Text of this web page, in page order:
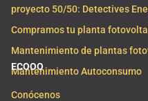
proyecto 50/50: Detectives
Compramos tu planta
Mantenimiento de plantas
Mantenimiento Autoconsumo
ECOOO
Conócenos